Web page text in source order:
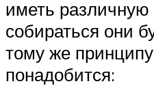
иметь
собираться они
тому же
понадобится: